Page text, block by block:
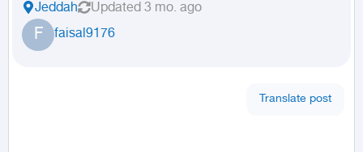
Jeddah Updated 3 mo. ago
F faisal9176
Translate post